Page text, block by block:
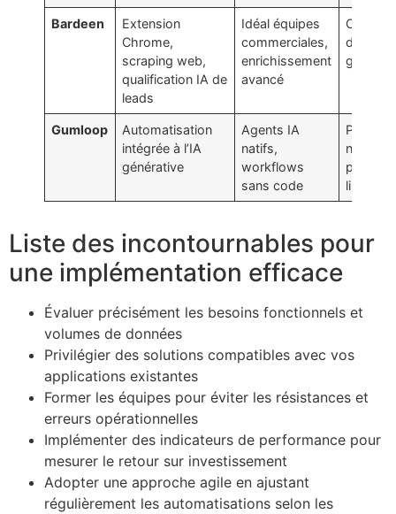
Bardeen
Extension
Chrome,
scraping web,
qualification IA de
leads
Idéal équipes
commerciales,
enrichissement
avancé
Crédits
dans
gratuite
Gumloop
Automatisation
intégrée à l’IA
générative
Agents IA
natifs,
workflows
sans code
Plans
pour
limites
Liste des incontournables pour
une implémentation efficace
Évaluer précisément les besoins fonctionnels et
volumes de données
Privilégier des solutions compatibles avec vos
applications existantes
Former les équipes pour éviter les résistances et
erreurs opérationnelles
Implémenter des indicateurs de performance pour
mesurer le retour sur investissement
Adopter une approche agile en ajustant
régulièrement les automatisations selon les